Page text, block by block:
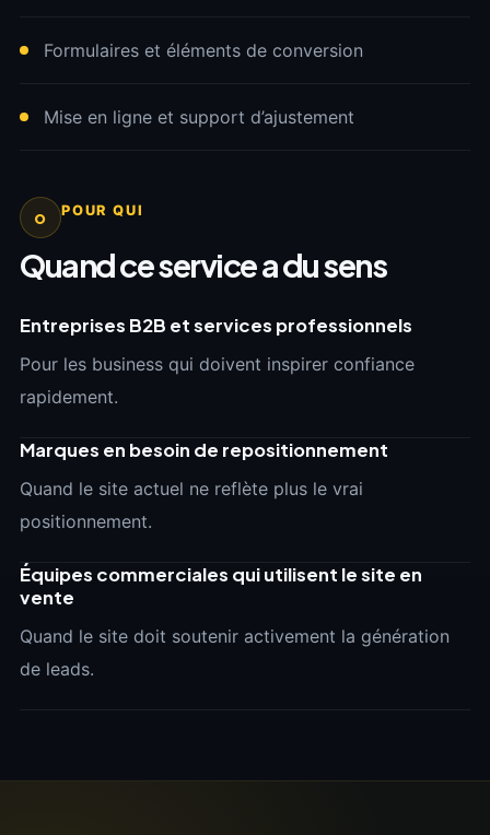
Formulaires et éléments de conversion
Mise en ligne et support d’ajustement
o POUR QUI
Quand ce service a du sens
Entreprises B2B et services professionnels
Pour les business qui doivent inspirer confiance
rapidement.
Marques en besoin de repositionnement
Quand le site actuel ne reflète plus le vrai
positionnement.
Équipes commerciales qui utilisent le site en
vente
Quand le site doit soutenir activement la génération
de leads.